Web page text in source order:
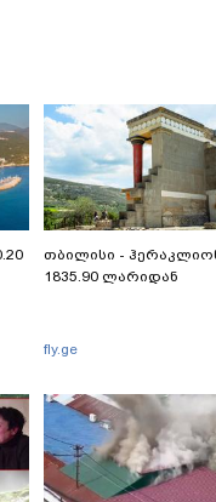
თბილისი -
1835.90 ლარიდან
fly.ge